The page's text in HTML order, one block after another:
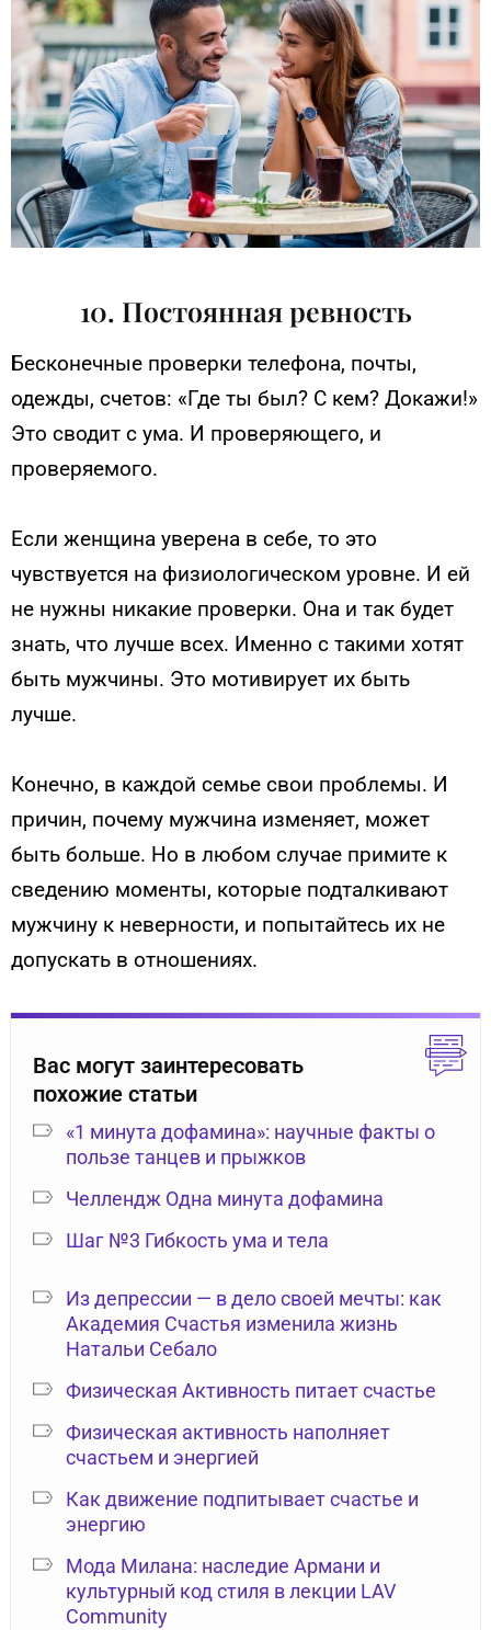
10. Постоянная ревность
Бесконечные проверки телефона, почты,
одежды, счетов: «Где ты был? С кем? Докажи!»
Это сводит с ума. И проверяющего, и
проверяемого.
Если женщина уверена в себе, то это
чувствуется на физиологическом уровне. И ей
не нужны никакие проверки. Она и так будет
знать, что лучше всех. Именно с такими хотят
быть мужчины. Это мотивирует их быть
лучше.
Конечно, в каждой семье свои проблемы. И
причин, почему мужчина изменяет, может
быть больше. Но в любом случае примите к
сведению моменты, которые подталкивают
мужчину к неверности, и попытайтесь их не
допускать в отношениях.
Вас могут заинтересовать
похожие статьи
«1 минута дофамина»: научные факты о
пользе танцев и прыжков
Челлендж Одна минута дофамина
Шаг №3 Гибкость ума и тела
Из депрессии — в дело своей мечты: как
Академия Счастья изменила жизнь
Натальи Себало
Физическая Активность питает счастье
Физическая активность наполняет
счастьем и энергией
Как движение подпитывает счастье и
энергию
Мода Милана: наследие Армани и
культурный код стиля в лекции LAV
Community